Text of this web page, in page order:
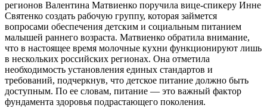
регионов Валентина Матвиенко поручила вице-спикеру Инне
Святенко создать рабочую группу, которая займется
вопросами обеспечения детским и социальным питанием
малышей раннего возраста. Матвиенко обратила внимание,
что в настоящее время молочные кухни функционируют лишь
в нескольких российских регионах. Она отметила
необходимость установления единых стандартов и
требований, подчеркнув, что детское питание должно быть
доступным. По ее словам, питание — это важный фактор
фундамента здоровья подрастающего поколения.